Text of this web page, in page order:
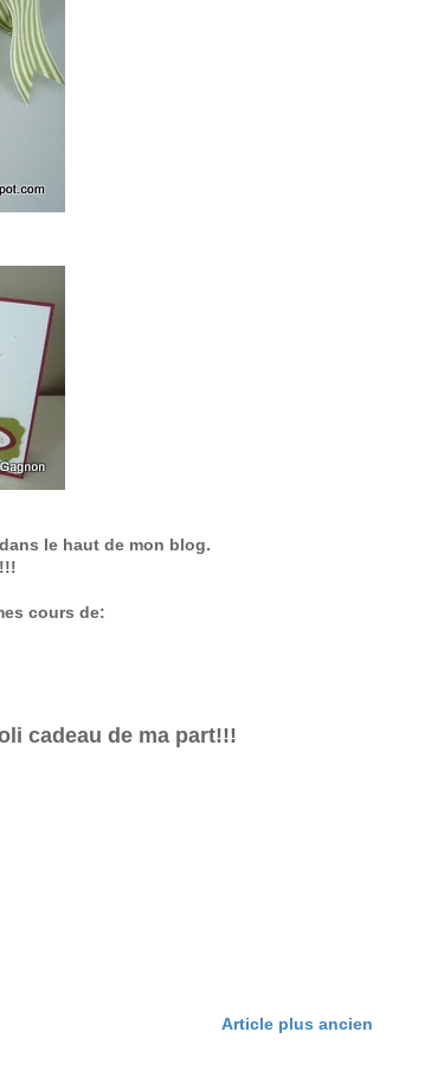
le haut de mon blog.
cours de:
cadeau de ma part!!!
Article plus ancien